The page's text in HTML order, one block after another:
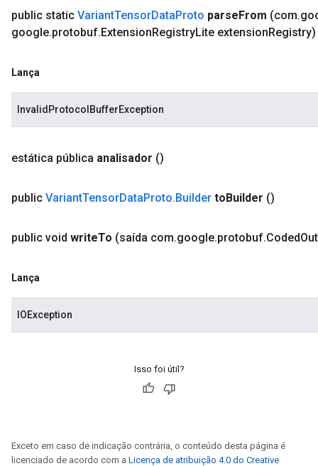
public static VariantTensorDataProto parseFrom (com.
google.protobuf.ExtensionRegistryLite extensionRegistry)
Lança
InvalidProtocolBufferException
estática pública analisador ()
public VariantTensorDataProto.Builder toBuilder ()
public void writeTo (saída com.google.protobuf.Coded
Lança
IOException
Isso foi útil?
Exceto em caso de indicação contrária, o conteúdo desta página é
licenciado de acordo com a Licença de atribuição 4.0 do Creative